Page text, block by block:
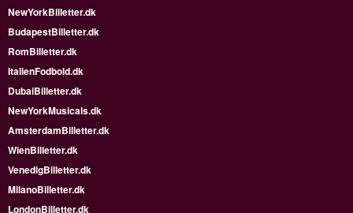
NewYorkBilletter.dk
BudapestBilletter.dk
RomBilletter.dk
ItalienFodbold.dk
DubaiBilletter.dk
NewYorkMusicals.dk
AmsterdamBilletter.dk
WienBilletter.dk
VenedigBilletter.dk
MilanoBilletter.dk
LondonBilletter.dk